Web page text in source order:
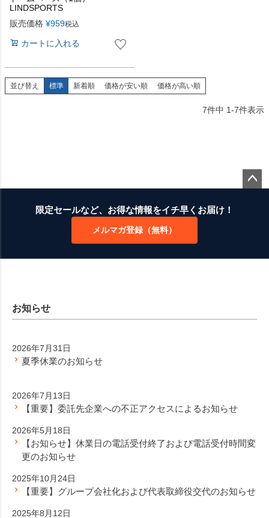
LINDSPORTS
販売価格 ¥959税込
カートに入れる
並び替え 標準 新着順 価格が安い順 価格が高い順
7件中 1-7件表示
限定セールなど、お得な情報をイチ早くお届け！
メルマガ登録（無料）
お知らせ
2026年7月31日
夏季休業のお知らせ
2026年7月13日
【重要】委託先企業への不正アクセスによるお知らせ
2026年5月18日
【お知らせ】休業日の電話受付終了および電話受付時間変
更のお知らせ
2025年10月24日
【重要】グループ会社化および代表取締役交代のお知らせ
2025年8月12日